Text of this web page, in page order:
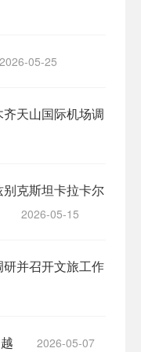
2026-05-25
天山国际机场调
别克斯坦卡拉卡尔
2026-05-15
研并召开文旅工作
2026-05-07